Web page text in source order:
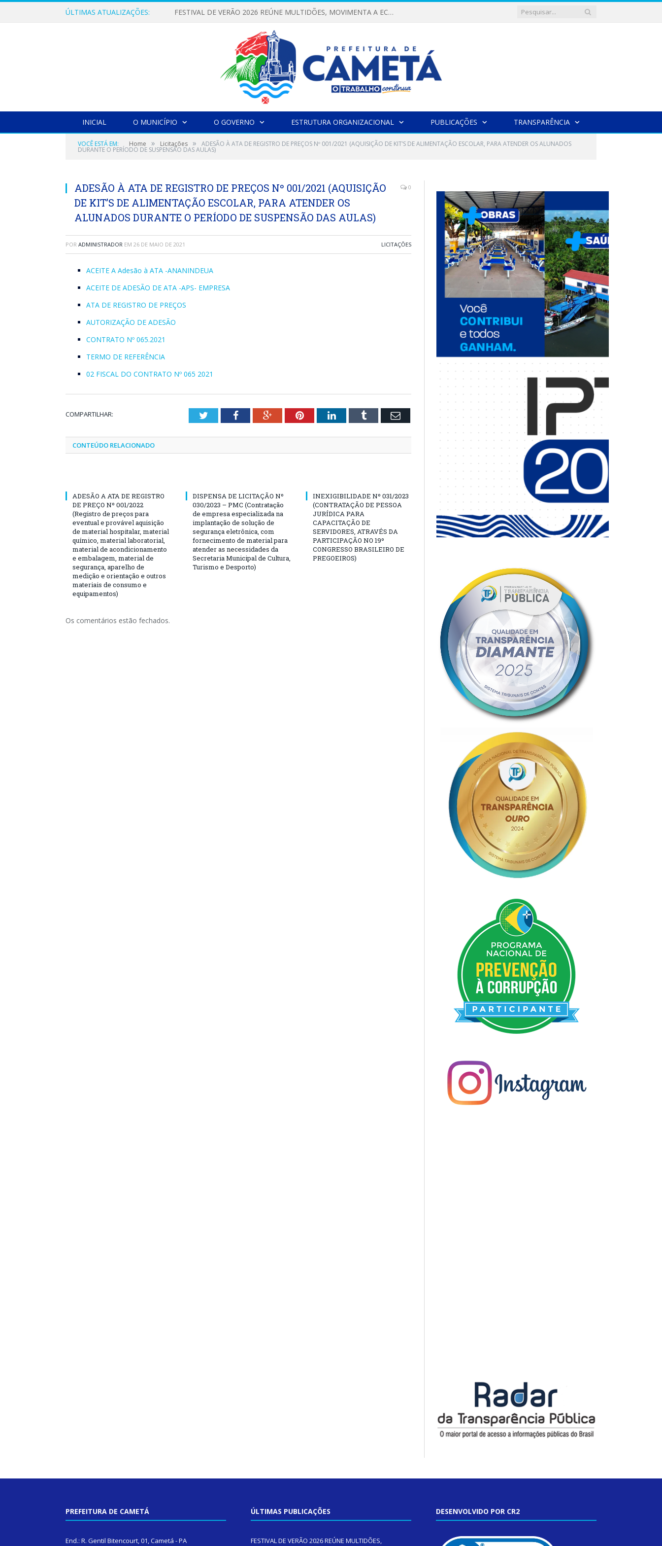
ÚLTIMAS ATUALIZAÇÕES: FESTIVAL DE VERÃO 2026 REÚNE MULTIDÕES, MOVIMENTA A ECONOMIA E FORTALECE A CULTURA LOCAL
INICIAL O MUNICÍPIO O GOVERNO ESTRUTURA ORGANIZACIONAL PUBLICAÇÕES TRANSPARÊNCIA
VOCÊ ESTÁ EM: Home » Licitações » ADESÃO À ATA DE REGISTRO DE PREÇOS Nº 001/2021 (AQUISIÇÃO DE KIT’S DE ALIMENTAÇÃO ESCOLAR, PARA ATENDER OS ALUNADOS
DURANTE O PERÍODO DE SUSPENSÃO DAS AULAS)
ADESÃO À ATA DE REGISTRO DE PREÇOS Nº 001/2021 (AQUISIÇÃO
DE KIT’S DE ALIMENTAÇÃO ESCOLAR, PARA ATENDER OS
ALUNADOS DURANTE O PERÍODO DE SUSPENSÃO DAS AULAS)
0
POR ADMINISTRADOR EM 26 DE MAIO DE 2021 LICITAÇÕES
ACEITE A Adesão à ATA -ANANINDEUA
ACEITE DE ADESÃO DE ATA -APS- EMPRESA
ATA DE REGISTRO DE PREÇOS
AUTORIZAÇÃO DE ADESÃO
CONTRATO Nº 065.2021
TERMO DE REFERÊNCIA
02 FISCAL DO CONTRATO Nº 065 2021
COMPARTILHAR: TwitterFacebookGoogle+PinterestLinkedInTumblr Email
CONTEÚDO RELACIONADO
ADESÃO A ATA DE REGISTRO
DE PREÇO Nº 001/2022
(Registro de preços para
eventual e provável aquisição
de material hospitalar, material
químico, material laboratorial,
material de acondicionamento
e embalagem, material de
segurança, aparelho de
medição e orientação e outros
materiais de consumo e
equipamentos)
DISPENSA DE LICITAÇÃO Nº
030/2023 – PMC (Contratação
de empresa especializada na
implantação de solução de
segurança eletrônica, com
fornecimento de material para
atender as necessidades da
Secretaria Municipal de Cultura,
Turismo e Desporto)
INEXIGIBILIDADE Nº 031/2023
(CONTRATAÇÃO DE PESSOA
JURÍDICA PARA
CAPACITAÇÃO DE
SERVIDORES, ATRAVÉS DA
PARTICIPAÇÃO NO 19º
CONGRESSO BRASILEIRO DE
PREGOEIROS)
Os comentários estão fechados.
PREFEITURA DE CAMETÁ
End.: R. Gentil Bitencourt, 01, Cametá - PA
ÚLTIMAS PUBLICAÇÕES
FESTIVAL DE VERÃO 2026 REÚNE MULTIDÕES,
DESENVOLVIDO POR CR2